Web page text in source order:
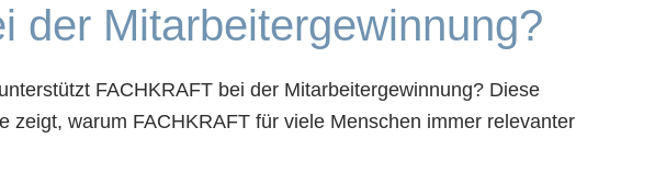
der Mitarbeitergewinnung?
FACHKRAFT bei der Mitarbeitergewinnung? Diese
zeigt, warum FACHKRAFT für viele Menschen immer relevanter